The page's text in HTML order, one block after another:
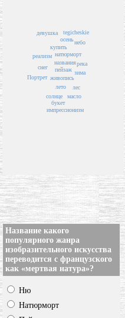
пейзаж
названия
живопись
лето
натюрморт
купить
солнце
лес
зима
осень
букет
масло
река
снег
tegicheskie
реализм
небо
импрессионизм
Портрет
девушка
Название какого
популярного жанра
изобразительного искусства
переводится с французского
как «мертвая натура»?
Ню
Натюрморт